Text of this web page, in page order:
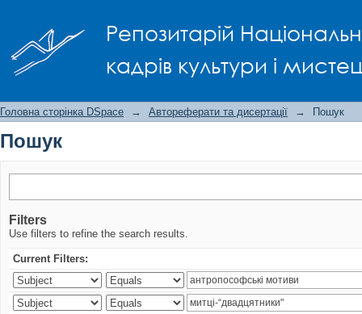
Репозитарій
кадрів культури і
Головна сторінка DSpace → Автореферати та дисертації → Пошук
Пошук
Filters
Use filters to refine the search results.
Current Filters: